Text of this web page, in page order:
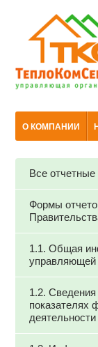
О КОМПАНИИ
Все
Формы
1.1. Общая
управляющей
1.2.
показателях
деятельности